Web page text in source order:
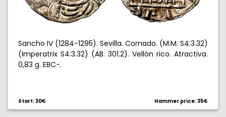
Sancho IV (1284-1295). Sevilla. Cornado. (M.M. S4:3.32)
(Imperatrix S4:3.32) (AB. 301.2). Vellón rico. Atractiva.
0,83 g. EBC-.
Start: 30€ Hammer price: 35€